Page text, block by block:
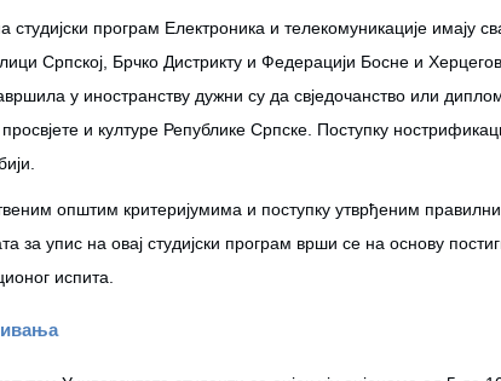
студијски програм Електроника и телекомуникације имају
Српској, Брчко Дистрикту и Федерацији Босне и
у иностранству дужни су да свједочанство или
и културе Републике Српске. Поступку
општим критеријумима и поступку утврђеним
за упис на овај студијски програм врши се на основу
испита.